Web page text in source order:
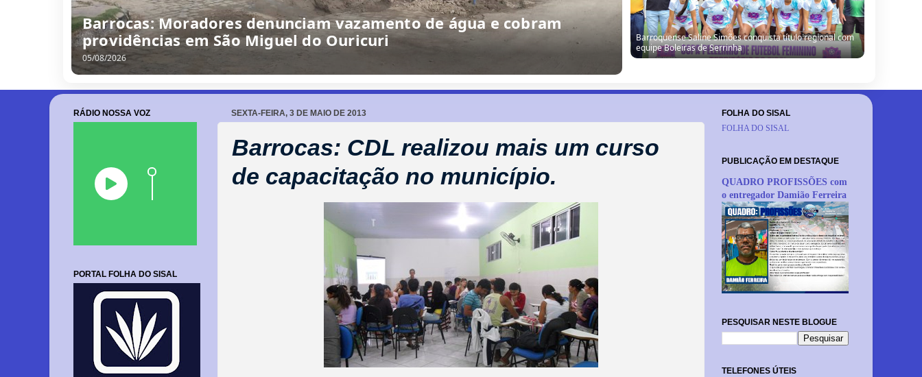
Barrocas: Moradores denunciam vazamento de água e cobram
providências em São Miguel do Ouricuri
05/08/2026
Barroquense Saline Simões conquista título regional com
equipe Boleiras de Serrinha
SEXTA-FEIRA, 3 DE MAIO DE 2013
Barrocas: CDL realizou mais um curso
de capacitação no município.
RÁDIO NOSSA VOZ
PORTAL FOLHA DO SISAL
FOLHA DO SISAL
FOLHA DO SISAL
PUBLICAÇÃO EM DESTAQUE
QUADRO PROFISSÕES com
o entregador Damião Ferreira
PESQUISAR NESTE BLOGUE
TELEFONES ÚTEIS